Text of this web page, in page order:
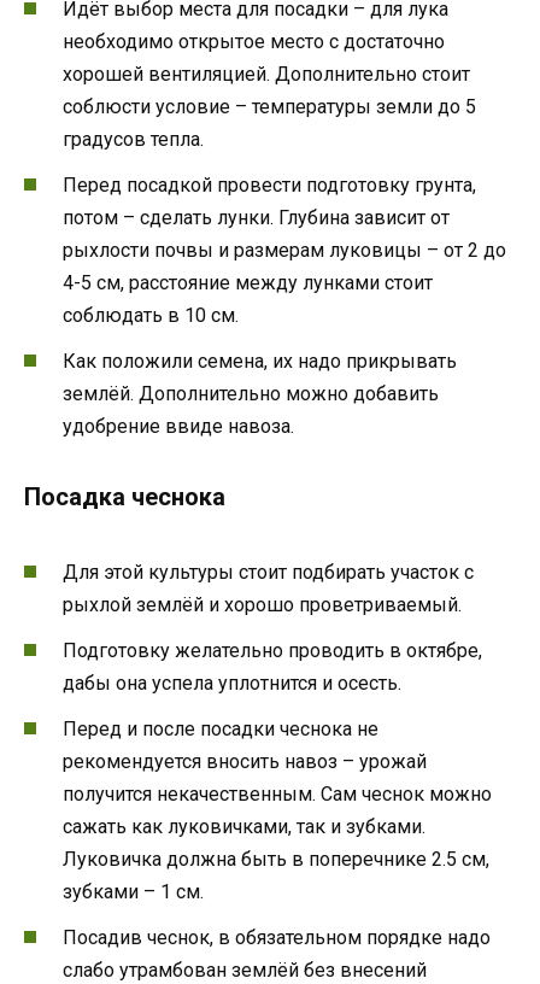
Идёт выбор места для посадки – для лука
необходимо открытое место с достаточно
хорошей вентиляцией. Дополнительно стоит
соблюсти условие – температуры земли до 5
градусов тепла.
Перед посадкой провести подготовку грунта,
потом – сделать лунки. Глубина зависит от
рыхлости почвы и размерам луковицы – от 2 до
4-5 см, расстояние между лунками стоит
соблюдать в 10 см.
Как положили семена, их надо прикрывать
землёй. Дополнительно можно добавить
удобрение ввиде навоза.
Посадка чеснока
Для этой культуры стоит подбирать участок с
рыхлой землёй и хорошо проветриваемый.
Подготовку желательно проводить в октябре,
дабы она успела уплотнится и осесть.
Перед и после посадки чеснока не
рекомендуется вносить навоз – урожай
получится некачественным. Сам чеснок можно
сажать как луковичками, так и зубками.
Луковичка должна быть в поперечнике 2.5 см,
зубками – 1 см.
Посадив чеснок, в обязательном порядке надо
слабо утрамбован землёй без внесений